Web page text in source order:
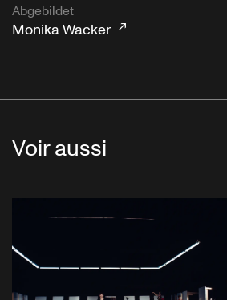
Abgebildet
Monika Wacker
Voir aussi